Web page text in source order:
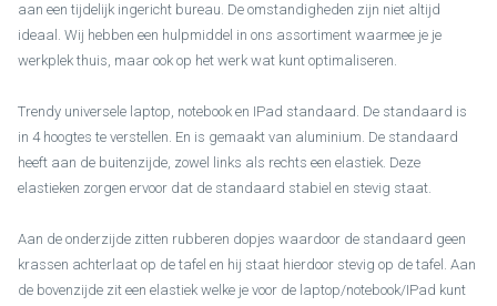
aan een tijdelijk ingericht bureau. De omstandigheden zijn niet altijd
ideaal. Wij hebben een hulpmiddel in ons assortiment waarmee je je
werkplek thuis, maar ook op het werk wat kunt optimaliseren.
Trendy universele laptop, notebook en IPad standaard. De standaard is
in 4 hoogtes te verstellen. En is gemaakt van aluminium. De standaard
heeft aan de buitenzijde, zowel links als rechts een elastiek. Deze
elastieken zorgen ervoor dat de standaard stabiel en stevig staat.
Aan de onderzijde zitten rubberen dopjes waardoor de standaard geen
krassen achterlaat op de tafel en hij staat hierdoor stevig op de tafel. Aan
de bovenzijde zit een elastiek welke je voor de laptop/notebook/IPad kunt